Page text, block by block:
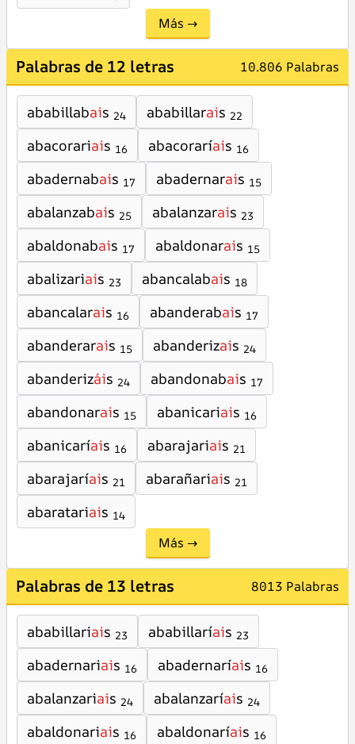
Más →
Palabras de 12 letras 10.806 Palabras
ababillabais 24 ababillarais 22
abacorariais 16 abacoraríais 16
abadernabais 17 abadernarais 15
abalanzabais 25 abalanzarais 23
abaldonabais 17 abaldonarais 15
abalizariais 23 abancalabais 18
abancalarais 16 abanderabais 17
abanderarais 15 abanderizais 24
abanderizáis 24 abandonabais 17
abandonarais 15 abanicariais 16
abanicaríais 16 abarajariais 21
abarajaríais 21 abarañariais 21
abaratariais 14
Más →
Palabras de 13 letras 8013 Palabras
ababillariais 23 ababillaríais 23
abadernariais 16 abadernaríais 16
abalanzariais 24 abalanzaríais 24
abaldonariais 16 abaldonaríais 16